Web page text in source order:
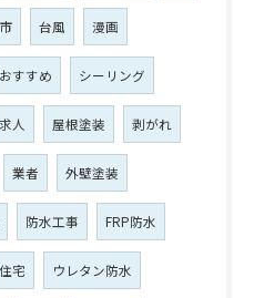
台風 漫画
おすすめ シーリング
求人 屋根塗装 剥がれ
業者 外壁塗装
防水工事 FRP防水
住宅 ウレタン防水